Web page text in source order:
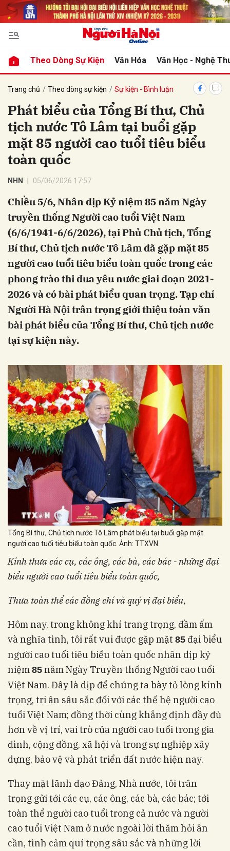
Theo Dòng Sự Kiện Văn Hóa Văn Học - Nghệ
Trang chủ Theo dòng sự kiện Sự kiện - Bình luận
Phát biểu của Tổng Bí thư, Chủ
tịch nước Tô Lâm tại buổi gặp
mặt 85 người cao tuổi tiêu biểu
toàn quốc
NHN 05/06/2026 17:57
Chiều 5/6, Nhân dịp Kỷ niệm 85 năm Ngày
truyền thống Người cao tuổi Việt Nam
(6/6/1941-6/6/2026), tại Phủ Chủ tịch, Tổng
Bí thư, Chủ tịch nước Tô Lâm đã gặp mặt 85
người cao tuổi tiêu biểu toàn quốc trong các
phong trào thi đua yêu nước giai đoạn 2021-
2026 và có bài phát biểu quan trọng. Tạp chí
Người Hà Nội trân trọng giới thiệu toàn văn
bài phát biểu của Tổng Bí thư, Chủ tịch nước
tại sự kiện này.
Tổng Bí thư, Chủ tịch nước Tô Lâm phát biểu tại buổi gặp mặt
người cao tuổi tiêu biểu toàn quốc. Ảnh: TTXVN
Kính thưa các cụ, các ông, các bà, các bác - những đại
biểu người cao tuổi tiêu biểu toàn quốc,
Thưa toàn thể các đồng chí và quý vị đại biểu,
Hôm nay, trong không khí trang trọng, đầm ấm
và nghĩa tình, tôi rất vui được gặp mặt 85 đại biểu
người cao tuổi tiêu biểu toàn quốc nhân dịp kỷ
niệm 85 năm Ngày Truyền thống Người cao tuổi
Việt Nam. Đây là dịp để chúng ta bày tỏ lòng kính
trọng, tri ân sâu sắc đối với các thế hệ người cao
tuổi Việt Nam; đồng thời cùng khẳng định đầy đủ
hơn về vị trí, vai trò của người cao tuổi trong gia
đình, cộng đồng, xã hội và trong sự nghiệp xây
dựng, bảo vệ và phát triển đất nước hiện nay.
Thay mặt lãnh đạo Đảng, Nhà nước, tôi trân
trọng gửi tới các cụ, các ông, các bà, các bác; tới
toàn thể người cao tuổi trong cả nước và người
cao tuổi Việt Nam ở nước ngoài lời thăm hỏi ân
cần, tình cảm quí trọng sâu sắc và những lời
luận